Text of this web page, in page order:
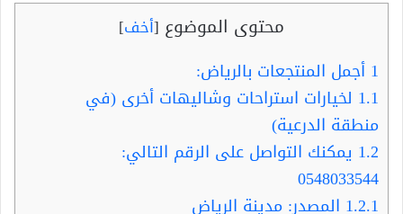
محتوى الموضوع [أخف]
1 أجمل المنتجعات بالرياض:
1.1 لخيارات استراحات وشاليهات أخرى (في
منطقة الدرعية)
1.2 يمكنك التواصل على الرقم التالي:
0548033544
1.2.1 المصدر: مدينة الرياض